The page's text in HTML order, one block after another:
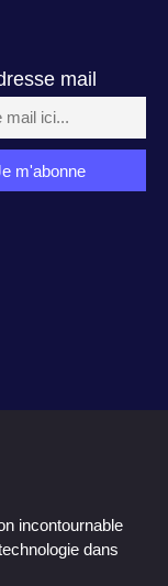
mail
incontournable
dans